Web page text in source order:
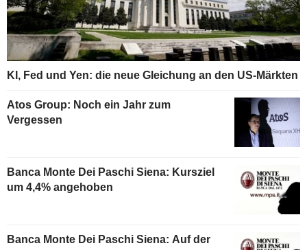
KI, Fed und Yen: die neue Gleichung an den US-Märkten
Atos Group: Noch ein Jahr zum
Vergessen
Banca Monte Dei Paschi Siena: Kursziel
um 4,4% angehoben
Banca Monte Dei Paschi Siena: Auf der